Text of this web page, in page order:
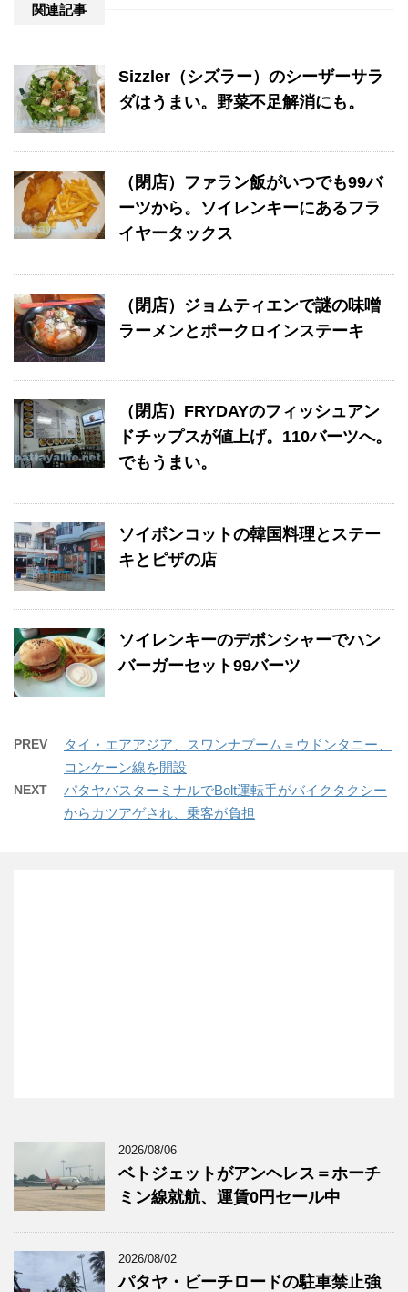
関連記事
Sizzler（シズラー）のシーザーサラ
ダはうまい。野菜不足解消にも。
（閉店）ファラン飯がいつでも99バ
ーツから。ソイレンキーにあるフラ
イヤータックス
（閉店）ジョムティエンで謎の味噌
ラーメンとポークロインステーキ
（閉店）FRYDAYのフィッシュアン
ドチップスが値上げ。110バーツへ。
でもうまい。
ソイボンコットの韓国料理とステー
キとピザの店
ソイレンキーのデボンシャーでハン
バーガーセット99バーツ
PREV
タイ・エアアジア、スワンナプーム＝ウドンタニー、
コンケーン線を開設
NEXT
パタヤバスターミナルでBolt運転手がバイクタクシー
からカツアゲされ、乗客が負担
2026/08/06
ベトジェットがアンヘレス＝ホーチ
ミン線就航、運賃0円セール中
2026/08/02
パタヤ・ビーチロードの駐車禁止強